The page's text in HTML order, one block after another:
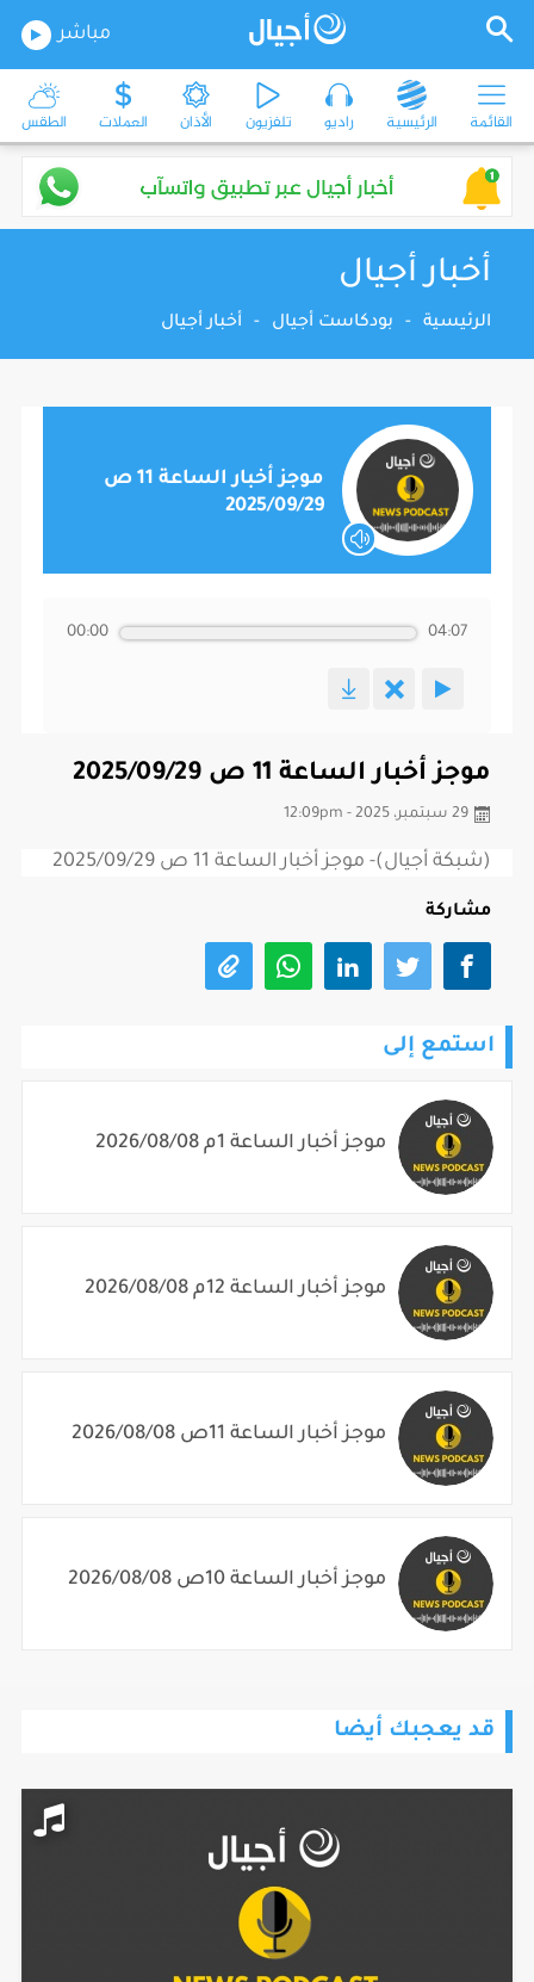
مباشر
القائمة الرئيسية راديو تلفزيون الأذان العملات الطقس
أخبار أجيال
الرئيسية - بودكاست أجيال - أخبار أجيال
موجز أخبار الساعة 11 ص
2025/09/29
00:00 04:07
موجز أخبار الساعة 11 ص 2025/09/29
29 سبتمبر، 2025 - 12:09pm
(شبكة أجيال)- موجز أخبار الساعة 11 ص 2025/09/29
مشاركة
استمع إلى
موجز أخبار الساعة 1م 2026/08/08
موجز أخبار الساعة 12م 2026/08/08
موجز أخبار الساعة 11ص 2026/08/08
موجز أخبار الساعة 10ص 2026/08/08
قد يعجبك أيضا